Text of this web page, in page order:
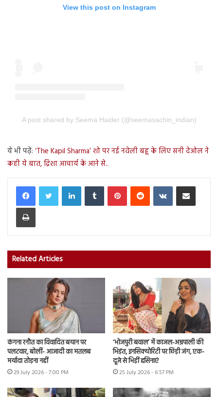
View this post on Instagram
A post shared by Seema Haider (@seemasachin_indian)
ये भी पढ़ें: ‘The Kapil Sharma’ शो पर नई नवेली बहू के लिए सनी देओल ने
कही ये बात, द्रिशा आचार्य के आने से..
LinkedInTumblr PinterestReddit VKontakteShare via Email
Print
Related Articles
कंगना रनौत का विवादित बयान पर
पलटवार, बोलीं- आजादी का मतलब
मर्यादा तोड़ना नहीं
29 July 2026 - 7:00 PM
‘भोजपुरी बवाल’ में काजल-अम्रपाली की
भिड़ंत, इनसिक्योरिटी पर छिड़ी जंग, एक-
दूजे से भिड़ीं हसिनाएं
25 July 2026 - 6:57 PM